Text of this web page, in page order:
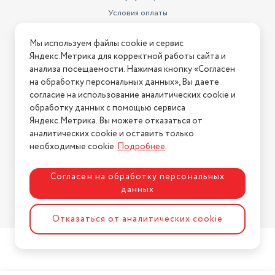
динамические
в кейсе
120 ч
Ширина
58 мм
Вес (одного наушника)
3 г
117 г
Поддерживаемые кодеки
объемный звук, поиск
громкости, сенсорные,С
микрофоном
Высота
49 мм
Количество микрофонов
Условия оплаты
Условия возврата
Нашли ошибку на сайте? Напишите нам
2026 © Интернет-магазин "АстМаркет". У нас есть всё!
Политика конфиденциальности
Разработка сайтаASTDESIGN
Мы используем файлы cookie и сервис
Яндекс.Метрика для корректной работы сайта и
анализа посещаемости. Нажимая кнопку «Согласен
на обработку персональных данных», Вы даете
согласие на использование аналитических cookie и
обработку данных с помощью сервиса
Яндекс.Метрика. Вы можете отказаться от
аналитических cookie и оставить только
необходимые cookie.Подробнее.
Согласен на обработку персональных
данных
Отказаться от аналитических cookie